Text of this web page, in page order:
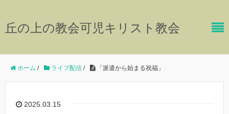
丘の上の教会可児キリスト教会
ホーム / ライブ配信 / 「派遣から始まる祝福」
2025.03.15